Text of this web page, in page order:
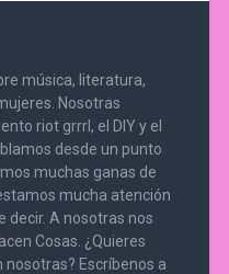
música, literatura,
Nosotras
riot grrrl, el DIY y el
desde un punto
muchas ganas de
mucha atención
decir. A nosotras nos
Cosas. ¿Quieres
Escríbenos a